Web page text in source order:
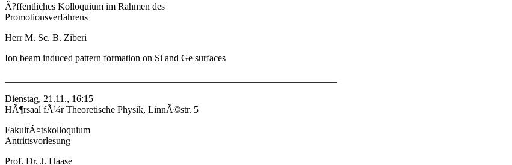
Ã?ffentliches Kolloquium im Rahmen des
Promotionsverfahrens
Herr M. Sc. B. Ziberi
Ion beam induced pattern formation on Si and Ge surfaces
Dienstag, 21.11., 16:15
HÃ¶rsaal fÃ¼r Theoretische Physik, LinnÃ©str. 5
FakultÃ¤tskolloquium
Antrittsvorlesung
Prof. Dr. J. Haase